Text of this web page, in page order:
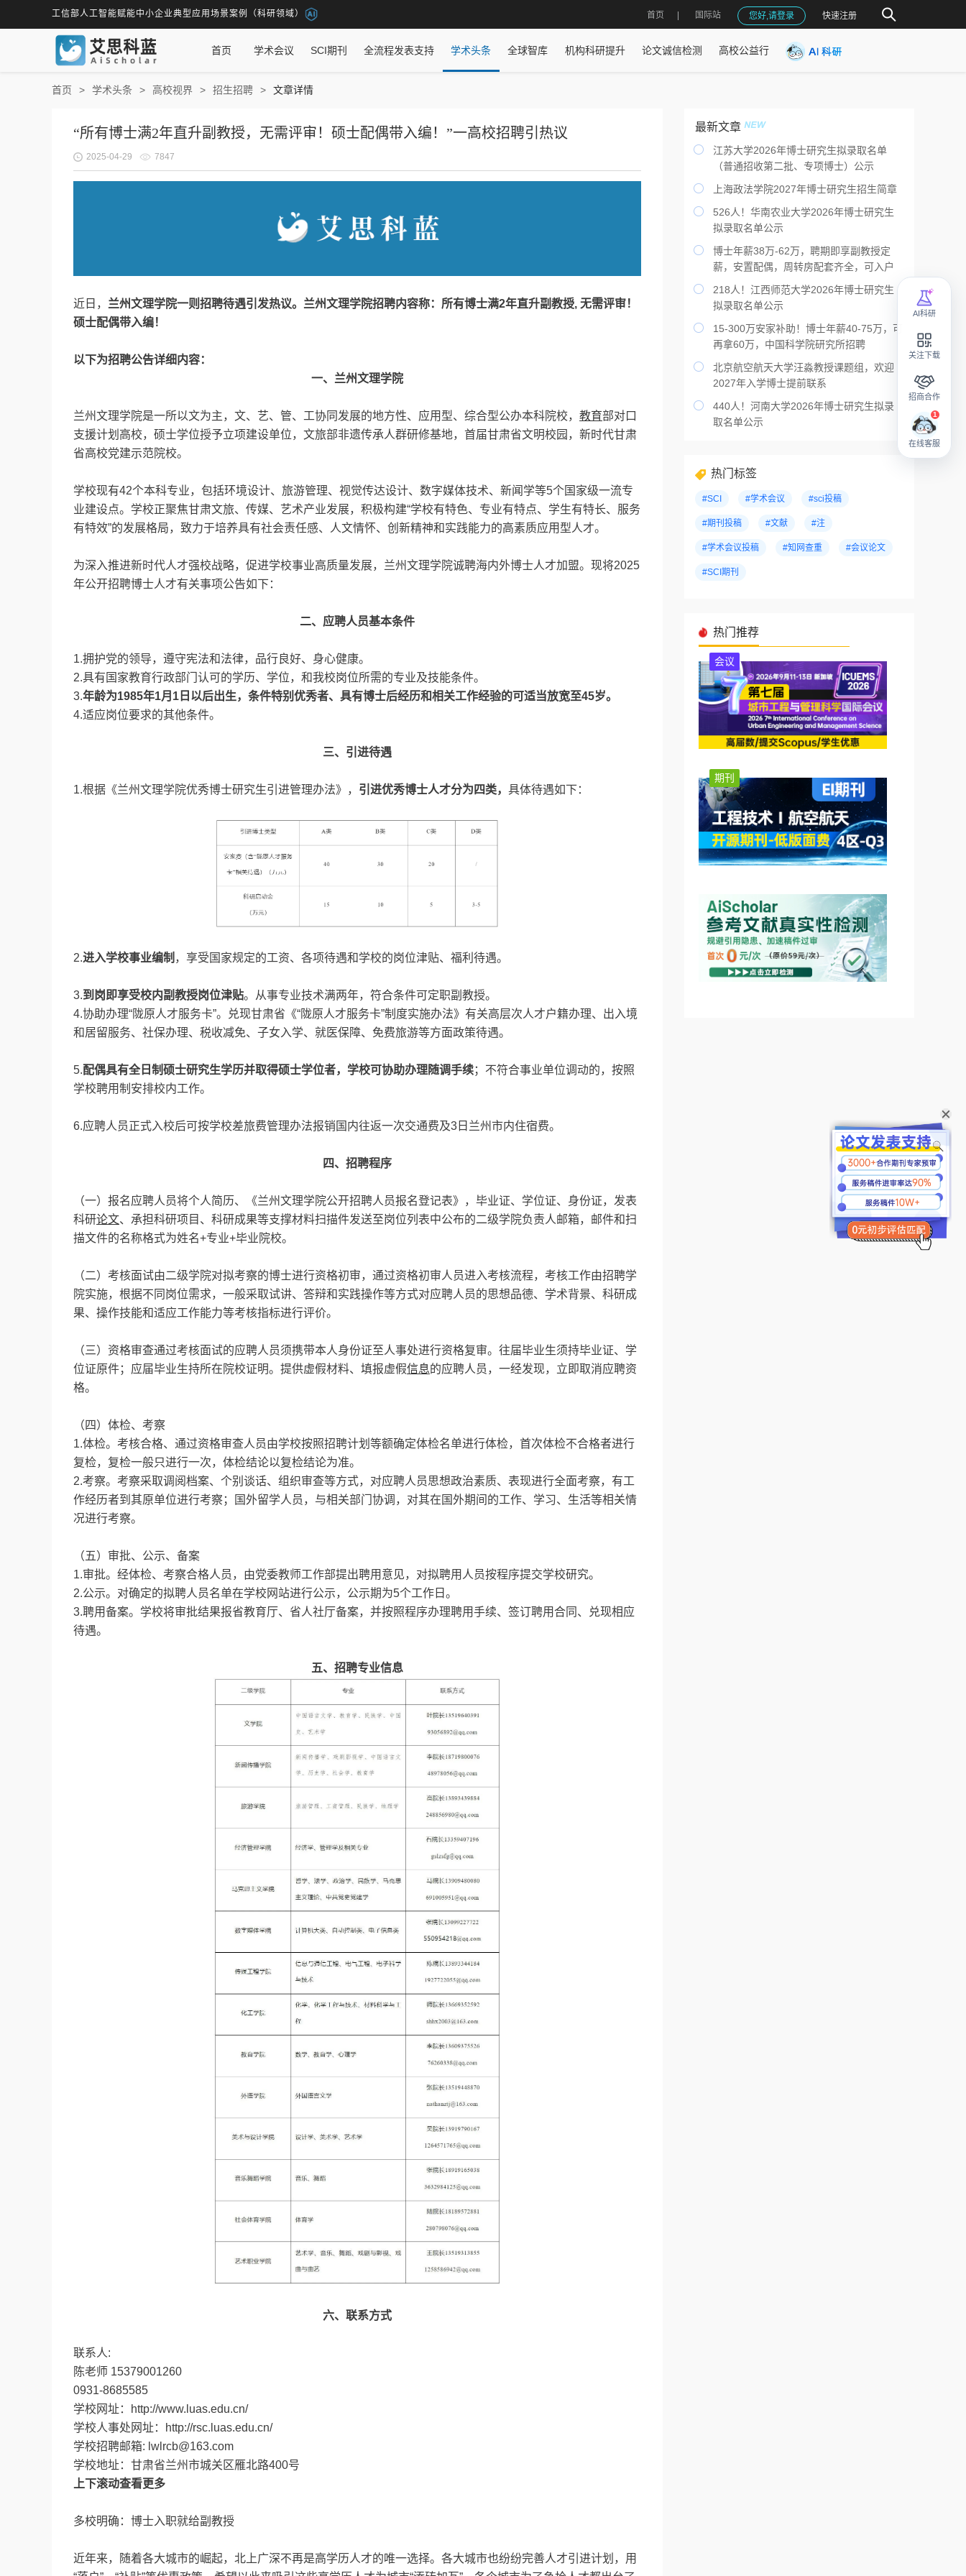
工信部人工智能赋能中小企业典型应用场景案例（科研领域） 首页 国际站 您好,请登录 快速注册
首页 学术会议 SCI期刊 全流程发表支持 学术头条 全球智库 机构科研提升 论文诚信检测 高校公益行
首页 学术头条 高校视界 招生招聘 文章详情
“所有博士满2年直升副教授，无需评审！硕士配偶带入编！”一高校招聘引热议
2025-04-29 7847
近日， 兰州文理学院一则招聘待遇引发热议。 兰州文理学院招聘内容称： 所有博士满2年直升副教授, 无需评审！
硕士配偶带入编！
以下为招聘公告详细内容：
一、兰州文理学院
兰州文理学院是一所以文为主，文、艺、管、工协同发展的地方性、应用型、综合型公办本科院校， 教育部对口
支援计划高校，硕士学位授予立项建设单位，文旅部非遗传承人群研修基地，首届甘肃省文明校园，新时代甘肃
省高校党建示范院校。
学校现有42个本科专业，包括环境设计、旅游管理、视觉传达设计、数字媒体技术、新闻学等5个国家级一流专
业建设点。学校正聚焦甘肃文旅、传媒、艺术产业发展，积极构建“学校有特色、专业有特点、学生有特长、服务
有特效”的发展格局，致力于培养具有社会责任感、人文情怀、创新精神和实践能力的高素质应用型人才。
为深入推进新时代人才强校战略，促进学校事业高质量发展，兰州文理学院诚聘海内外博士人才加盟。现将2025
年公开招聘博士人才有关事项公告如下：
二、应聘人员基本条件
1.拥护党的领导，遵守宪法和法律，品行良好、身心健康。
2.具有国家教育行政部门认可的学历、学位，和我校岗位所需的专业及技能条件。
3.年龄为1985年1月1日以后出生，条件特别优秀者、具有博士后经历和相关工作经验的可适当放宽至45岁。
4.适应岗位要求的其他条件。
三、引进待遇
1.根据《兰州文理学院优秀博士研究生引进管理办法》， 引进优秀博士人才分为四类， 具体待遇如下：
2.进入学校事业编制 ，享受国家规定的工资、各项待遇和学校的岗位津贴、福利待遇。
3.到岗即享受校内副教授岗位津贴。从事专业技术满两年，符合条件可定职副教授。
4.协助办理“陇原人才服务卡”。兑现甘肃省《“陇原人才服务卡”制度实施办法》有关高层次人才户籍办理、出入境
和居留服务、社保办理、税收减免、子女入学、就医保障、免费旅游等方面政策待遇。
5.配偶具有全日制硕士研究生学历并取得硕士学位者，学校可协助办理随调手续；不符合事业单位调动的，按照
学校聘用制安排校内工作。
6.应聘人员正式入校后可按学校差旅费管理办法报销国内往返一次交通费及3日兰州市内住宿费。
四、招聘程序
（一）报名应聘人员将个人简历、《兰州文理学院公开招聘人员报名登记表》，毕业证、学位证、身份证，发表
科研论文、承担科研项目、科研成果等支撑材料扫描件发送至岗位列表中公布的二级学院负责人邮箱，邮件和扫
描文件的名称格式为姓名+专业+毕业院校。
（二）考核面试由二级学院对拟考察的博士进行资格初审，通过资格初审人员进入考核流程，考核工作由招聘学
院实施，根据不同岗位需求，一般采取试讲、答辩和实践操作等方式对应聘人员的思想品德、学术背景、科研成
果、操作技能和适应工作能力等考核指标进行评价。
（三）资格审查通过考核面试的应聘人员须携带本人身份证至人事处进行资格复审。往届毕业生须持毕业证、学
位证原件；应届毕业生持所在院校证明。提供虚假材料、填报虚假信息的应聘人员，一经发现，立即取消应聘资
格。
（四）体检、考察
1.体检。考核合格、通过资格审查人员由学校按照招聘计划等额确定体检名单进行体检，首次体检不合格者进行
复检，复检一般只进行一次，体检结论以复检结论为准。
2.考察。考察采取调阅档案、个别谈话、组织审查等方式，对应聘人员思想政治素质、表现进行全面考察，有工
作经历者到其原单位进行考察；国外留学人员，与相关部门协调，对其在国外期间的工作、学习、生活等相关情
况进行考察。
（五）审批、公示、备案
1.审批。经体检、考察合格人员，由党委教师工作部提出聘用意见，对拟聘用人员按程序提交学校研究。
2.公示。对确定的拟聘人员名单在学校网站进行公示，公示期为5个工作日。
3.聘用备案。学校将审批结果报省教育厅、省人社厅备案，并按照程序办理聘用手续、签订聘用合同、兑现相应
待遇。
五、招聘专业信息
六、联系方式
联系人:
陈老师 15379001260
0931-8685585
学校网址：http://www.luas.edu.cn/
学校人事处网址：http://rsc.luas.edu.cn/
学校招聘邮箱: lwlrcb@163.com
学校地址：甘肃省兰州市城关区雁北路400号
上下滚动查看更多
多校明确：博士入职就给副教授
近年来，随着各大城市的崛起，北上广深不再是高学历人才的唯一选择。各大城市也纷纷完善人才引进计划，用
最新文章

江苏大学2026年博士研究生拟录取名单
（普通招收第二批、专项博士）公示

上海政法学院2027年博士研究生招生简章

526人！华南农业大学2026年博士研究生
拟录取名单公示

博士年薪38万-62万，聘期即享副教授定
薪，安置配偶，周转房配套齐全，可入户

218人！江西师范大学2026年博士研究生
拟录取名单公示

15-300万安家补助！博士年薪40-75万，可
再拿60万，中国科学院研究所招聘

北京航空航天大学汪淼教授课题组，欢迎
2027年入学博士提前联系

440人！河南大学2026年博士研究生拟录
取名单公示
热门标签
#SCI #学术会议 #sci投稿
#期刊投稿 #文献 #注
#学术会议投稿 #知网查重 #会议论文
#SCI期刊
热门推荐
会议
期刊
AI科研
关注下载
招商合作
在线客服